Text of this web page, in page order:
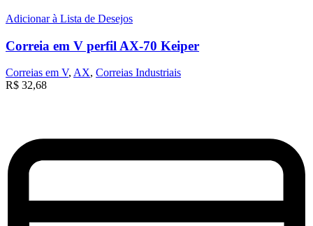
Adicionar à Lista de Desejos
Correia em V perfil AX-70 Keiper
Correias em V, AX, Correias Industriais
R$ 32,68